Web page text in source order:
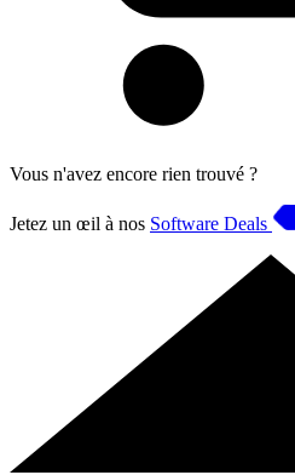
Vous n'avez encore rien trouvé ?
Jetez un œil à nos Software Deals